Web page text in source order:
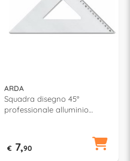
ARDA
Squadra disegno 45°
professionale alluminio
€ 7,90